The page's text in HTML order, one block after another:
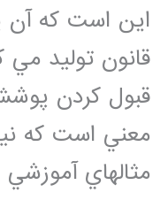
اين است كه آن
قانون توليد
قبول كردن
معني است كه
مثالهاي